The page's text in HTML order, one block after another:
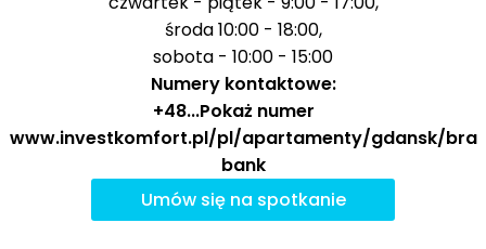
Akademia Sztuk
Pięknych
1281 m
Baseny i
Obiekty
Joga Studio nad
Motławą
399 m
Gdański Klub
Kyokushin Karate
965 m
środa 10:00 - 18:00,
sobota - 10:00 - 15:00
Numery kontaktowe:
+48...Pokaż numer
www.investkomfort.pl/pl/apartamenty/gdansk/bra
bank
Umów się na spotkanie